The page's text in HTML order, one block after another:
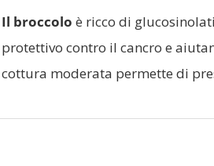
Il broccolo è ricco di
protettivo contro il cancro e
cottura moderata permette di